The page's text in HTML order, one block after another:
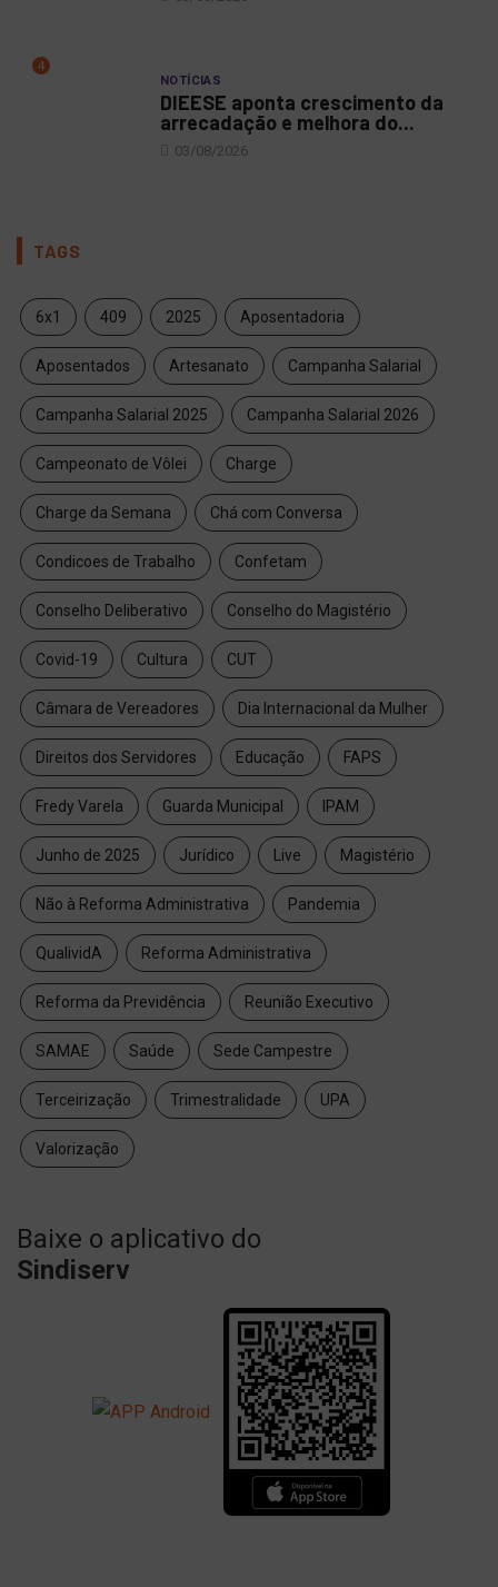
4
NOTÍCIAS
DIEESE aponta crescimento da
arrecadação e melhora do...
03/08/2026
TAGS
6x1 409 2025 Aposentadoria
Aposentados Artesanato Campanha Salarial
Campanha Salarial 2025 Campanha Salarial 2026
Campeonato de Vôlei Charge
Charge da Semana Chá com Conversa
Condicoes de Trabalho Confetam
Conselho Deliberativo Conselho do Magistério
Covid-19 Cultura CUT
Câmara de Vereadores Dia Internacional da Mulher
Direitos dos Servidores Educação FAPS
Fredy Varela Guarda Municipal IPAM
Junho de 2025 Jurídico Live Magistério
Não à Reforma Administrativa Pandemia
QualividA Reforma Administrativa
Reforma da Previdência Reunião Executivo
SAMAE Saúde Sede Campestre
Terceirização Trimestralidade UPA
Valorização
Baixe o aplicativo do
Sindiserv